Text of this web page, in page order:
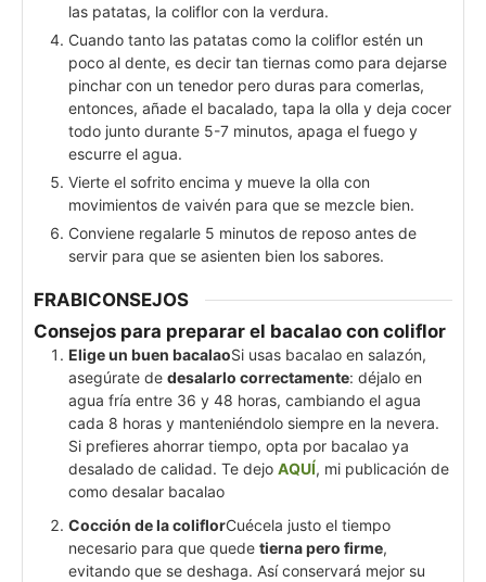
las patatas, la coliflor con la verdura.
Cuando tanto las patatas como la coliflor estén un
poco al dente, es decir tan tiernas como para dejarse
pinchar con un tenedor pero duras para comerlas,
entonces, añade el bacalado, tapa la olla y deja cocer
todo junto durante 5-7 minutos, apaga el fuego y
escurre el agua.
Vierte el sofrito encima y mueve la olla con
movimientos de vaivén para que se mezcle bien.
Conviene regalarle 5 minutos de reposo antes de
servir para que se asienten bien los sabores.
FRABICONSEJOS
Consejos para preparar el bacalao con coliflor
Elige un buen bacalaoSi usas bacalao en salazón,
asegúrate de desalarlo correctamente: déjalo en
agua fría entre 36 y 48 horas, cambiando el agua
cada 8 horas y manteniéndolo siempre en la nevera.
Si prefieres ahorrar tiempo, opta por bacalao ya
desalado de calidad. Te dejo AQUÍ, mi publicación de
como desalar bacalao
Cocción de la coliflorCuécela justo el tiempo
necesario para que quede tierna pero firme,
evitando que se deshaga. Así conservará mejor su